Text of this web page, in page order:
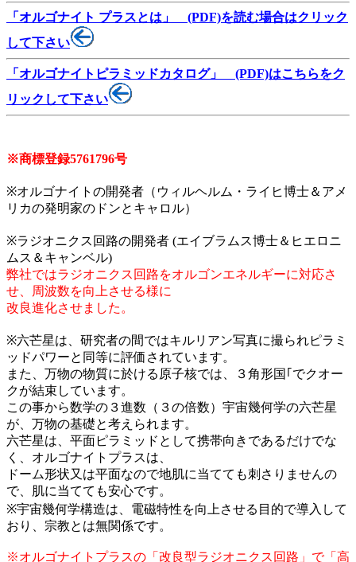
「オルゴナイト プラスとは」 (PDF)を読む場合はクリック
して下さい
「オルゴナイトピラミッドカタログ」 (PDF)はこちらをク
リックして下さい
※商標登録5761796号
※オルゴナイトの開発者（ウィルヘルム・ライヒ博士＆アメ
リカの発明家のドンとキャロル）
※ラジオニクス回路の開発者 (エイブラムス博士＆ヒエロニ
ムス＆キャンベル)
弊社ではラジオニクス回路をオルゴンエネルギーに対応さ
せ、周波数を向上させる様に
改良進化させました。
※六芒星は、研究者の間ではキルリアン写真に撮られピラミ
ッドパワーと同等に評価されています。
また、万物の物質に於ける原子核では、３角形国｢でクオー
クが結束しています。
この事から数学の３進数（３の倍数）宇宙幾何学の六芒星
が、万物の基礎と考えられます。
六芒星は、平面ピラミッドとして携帯向きであるだけでな
く、オルゴナイトプラスは、
ドーム形状又は平面なので地肌に当てても刺さりませんの
で、肌に当てても安心です。
※宇宙幾何学構造は、電磁特性を向上させる目的で導入して
おり、宗教とは無関係です。
※オルゴナイトプラスの「改良型ラジオニクス回路」で「高